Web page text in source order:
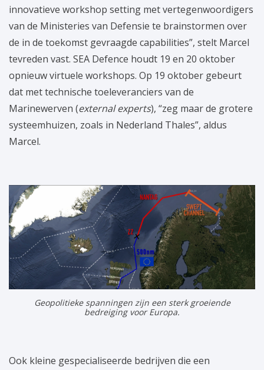
innovatieve workshop setting met vertegenwoordigers
van de Ministeries van Defensie te brainstormen over
de in de toekomst gevraagde capabilities”, stelt Marcel
tevreden vast. SEA Defence houdt 19 en 20 oktober
opnieuw virtuele workshops. Op 19 oktober gebeurt
dat met technische toeleveranciers van de
Marinewerven (external experts), “zeg maar de grotere
systeemhuizen, zoals in Nederland Thales”, aldus
Marcel.
Geopolitieke spanningen zijn een sterk groeiende
bedreiging voor Europa.
Ook kleine gespecialiseerde bedrijven die een